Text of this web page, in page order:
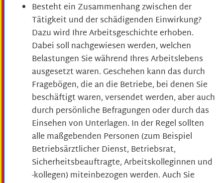
Besteht ein Zusammenhang zwischen der
Tätigkeit und der schädigenden Einwirkung?
Dazu wird Ihre Arbeitsgeschichte erhoben.
Dabei soll nachgewiesen werden, welchen
Belastungen Sie während Ihres Arbeitslebens
ausgesetzt waren. Geschehen kann das durch
Fragebögen, die an die Betriebe, bei denen Sie
beschäftigt waren, versendet werden, aber auch
durch persönliche Befragungen oder durch das
Einsehen von Unterlagen. In der Regel sollten
alle maßgebenden Personen (zum Beispiel
Betriebsärztlicher Dienst, Betriebsrat,
Sicherheitsbeauftragte, Arbeitskolleginnen und
-kollegen) miteinbezogen werden. Auch Sie